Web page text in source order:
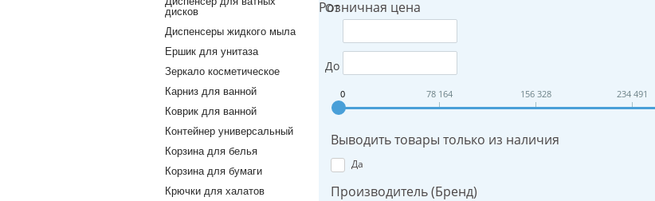
дисков
Диспенсеры жидкого мыла
Ершик для унитаза
Зеркало косметическое
Карниз для ванной
Коврик для ванной
Контейнер универсальный
Корзина для белья
Корзина для бумаги
Крючки для халатов
Розничная цена
От
До
0 78 164 156 328 234 491
Выводить товары только из наличия
Да
Производитель (Бренд)